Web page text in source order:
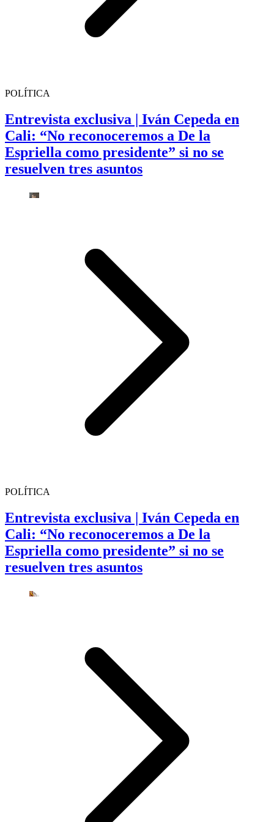
POLÍTICA
Entrevista exclusiva | Iván Cepeda en
Cali: “No reconoceremos a De la
Espriella como presidente” si no se
resuelven tres asuntos
POLÍTICA
Entrevista exclusiva | Iván Cepeda en
Cali: “No reconoceremos a De la
Espriella como presidente” si no se
resuelven tres asuntos